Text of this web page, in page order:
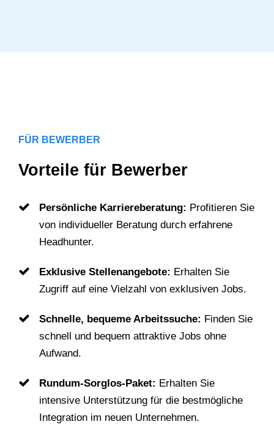
FÜR BEWERBER
Vorteile für Bewerber
Persönliche Karriereberatung: Profitieren Sie
von individueller Beratung durch erfahrene
Headhunter.
Exklusive Stellenangebote: Erhalten Sie
Zugriff auf eine Vielzahl von exklusiven Jobs.
Schnelle, bequeme Arbeitssuche: Finden Sie
schnell und bequem attraktive Jobs ohne
Aufwand.
Rundum-Sorglos-Paket: Erhalten Sie
intensive Unterstützung für die bestmögliche
Integration im neuen Unternehmen.